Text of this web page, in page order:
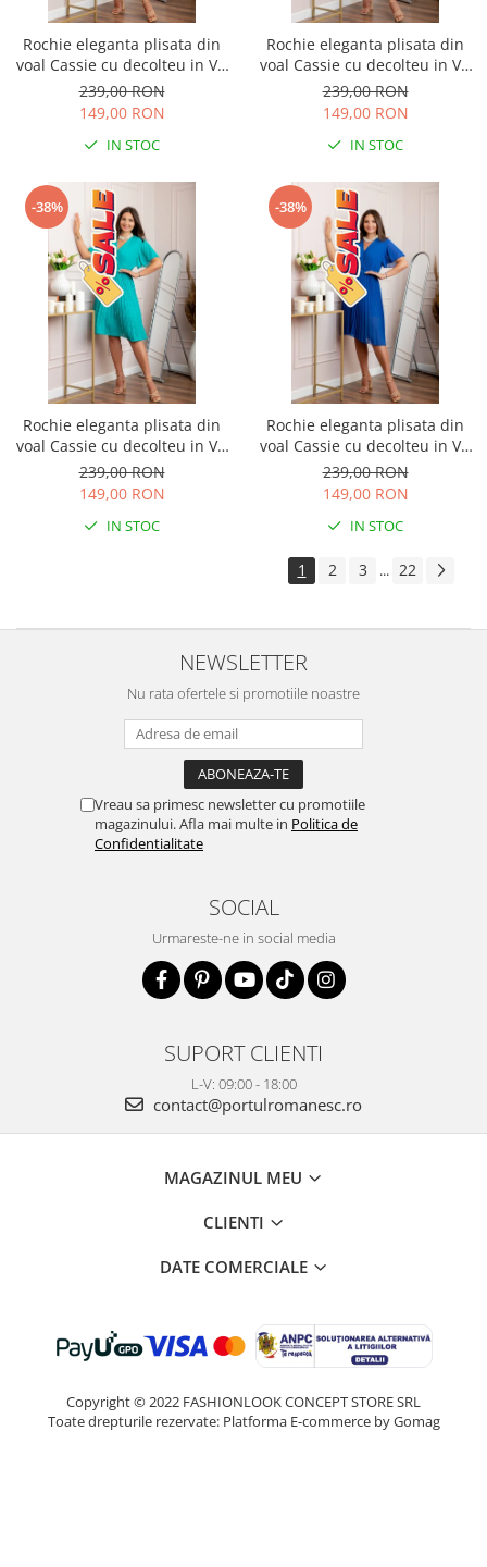
Rochie eleganta plisata din
voal Cassie cu decolteu in V -
Bleu
239,00 RON
149,00 RON
IN STOC
Rochie eleganta plisata din
voal Cassie cu decolteu in V -
Turcoaz
239,00 RON
149,00 RON
IN STOC
-38%
Rochie eleganta plisata din
voal Cassie cu decolteu in V -
Turcoaz aqua
239,00 RON
149,00 RON
IN STOC
-38%
Rochie eleganta plisata din
voal Cassie cu decolteu in V -
Albastru regal
239,00 RON
149,00 RON
IN STOC
1 2 3 ... 22
NEWSLETTER
Nu rata ofertele si promotiile noastre
Vreau sa primesc newsletter cu promotiile
magazinului. Afla mai multe in Politica de
Confidentialitate
SOCIAL
Urmareste-ne in social media
SUPORT CLIENTI
L-V: 09:00 - 18:00
contact@portulromanesc.ro
MAGAZINUL MEU
CLIENTI
DATE COMERCIALE
Copyright © 2022 FASHIONLOOK CONCEPT STORE SRL
Toate drepturile rezervate: Platforma E-commerce by Gomag